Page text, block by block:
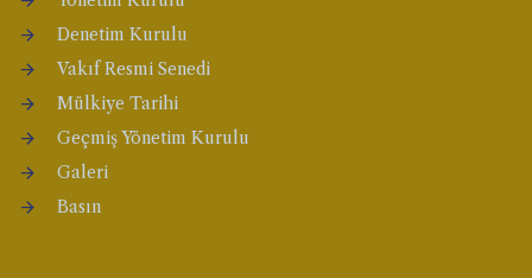
Denetim Kurulu
Vakıf Resmi Senedi
Mülkiye Tarihi
Geçmiş Yönetim Kurulu
Galeri
Basın